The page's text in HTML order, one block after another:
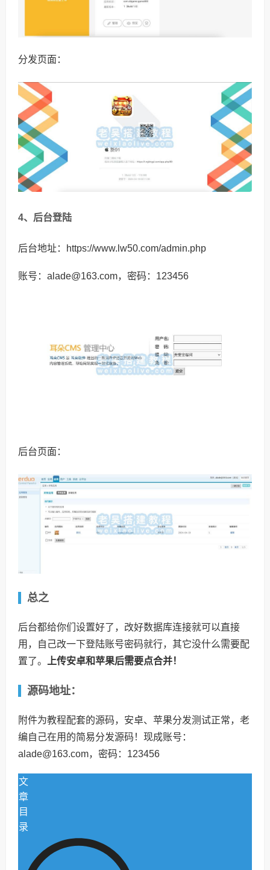
分发页面：
4、后台登陆
后台地址：https://www.lw50.com/admin.php
账号：alade@163.com，密码：123456
后台页面：
总之
后台都给你们设置好了，改好数据库连接就可以直接
用，自己改一下登陆账号密码就行，其它没什么需要配
置了。
上传安卓和苹果后需要点合并！
源码地址：
附件为教程配套的源码，安卓、苹果分发测试正常，老
编自己在用的简易分发源码！现成账号：
alade@163.com，密码：123456
文
章
目
录